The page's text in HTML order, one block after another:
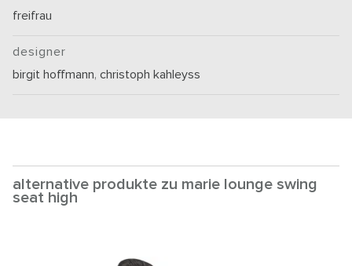
freifrau
designer
birgit hoffmann,christoph kahleyss
alternative produkte zu marie lounge swing
seat high